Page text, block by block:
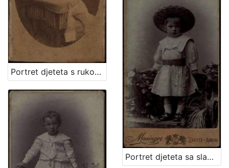
Portret djeteta s rukom oslonjenom na naslon / Ivan Standl
Portret djeteta sa slamnatim šeširom / Mosinger ; [izradio] Artistički zavod Mosinger